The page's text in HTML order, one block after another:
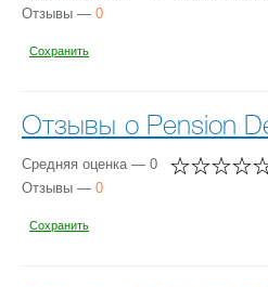
Отзывы — 0
Сохранить
Отзывы о Pension
Средняя оценка — 0
Отзывы — 0
Сохранить